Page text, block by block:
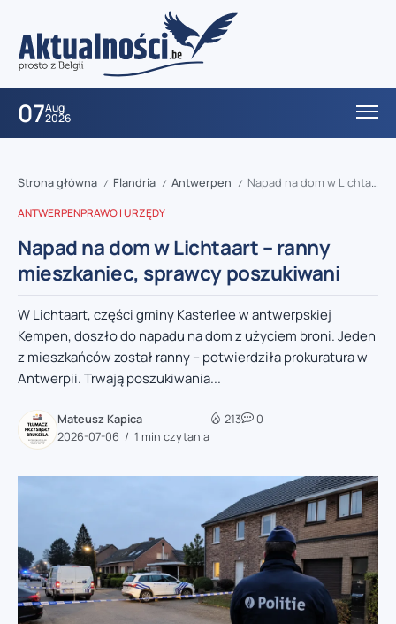
07Aug
2026
Strona główna / Flandria / Antwerpen / Napad na dom w Lichtaart – ranny mieszkaniec, sprawcy poszukiwani
ANTWERPENPRAWO I URZĘDY
Napad na dom w Lichtaart – ranny
mieszkaniec, sprawcy poszukiwani
W Lichtaart, części gminy Kasterlee w antwerpskiej
Kempen, doszło do napadu na dom z użyciem broni. Jeden
z mieszkańców został ranny – potwierdziła prokuratura w
Antwerpii. Trwają poszukiwania...
Mateusz Kapica
2026-07-06
1 min czytania
213 0